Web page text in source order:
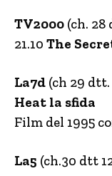
TV2000 (ch. 28
21.10 The
La7d (ch 29 dtt.
Heat la sfida
Film del 1995
La5 (ch.30 dtt